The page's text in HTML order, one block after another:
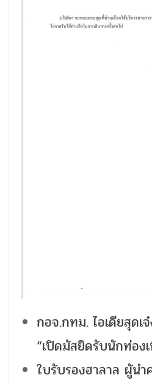
กอจ.กทม. ไอเดียสุดเ
“เปิดมัสยิดรับนักท่อง
ใบรับรองฮาลาล ผูันำ